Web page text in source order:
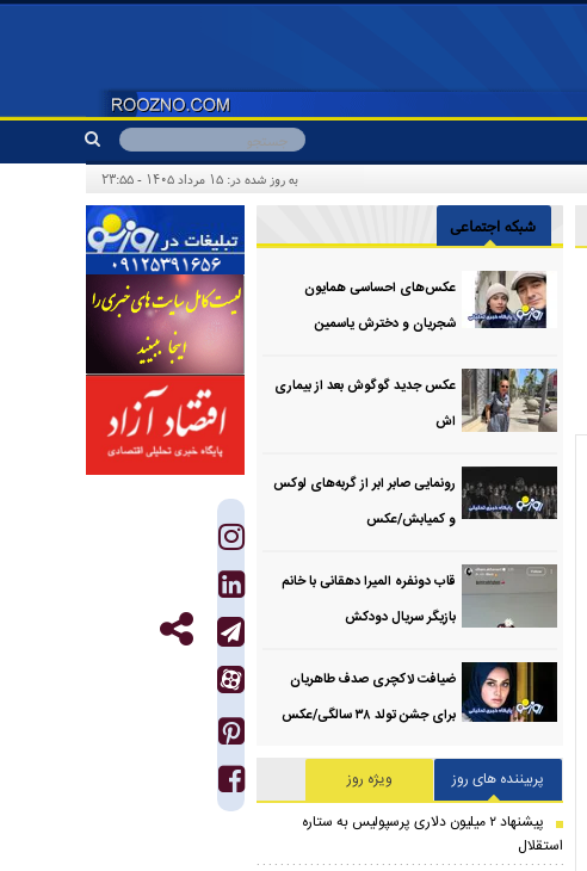
به روز شده در: ۱۵ مرداد ۱۴۰۵ - ۲۳:۵۵
شبکه اجتماعی
عکس‌های احساسی همایون
شجریان و دخترش یاسمین
عکس جدید گوگوش بعد از بیماری
اش
رونمایی صابر ابر از گربه‌های لوکس
و کمیابش/عکس
قاب دونفره المیرا دهقانی با خانم
بازیگر سریال دودکش
ضیافت لاکچری صدف طاهریان
برای جشن تولد ۳۸ سالگی‌/عکس
پربیننده های روز
ویژه روز
پیشنهاد ۲ میلیون دلاری پرسپولیس به ستاره
استقلال